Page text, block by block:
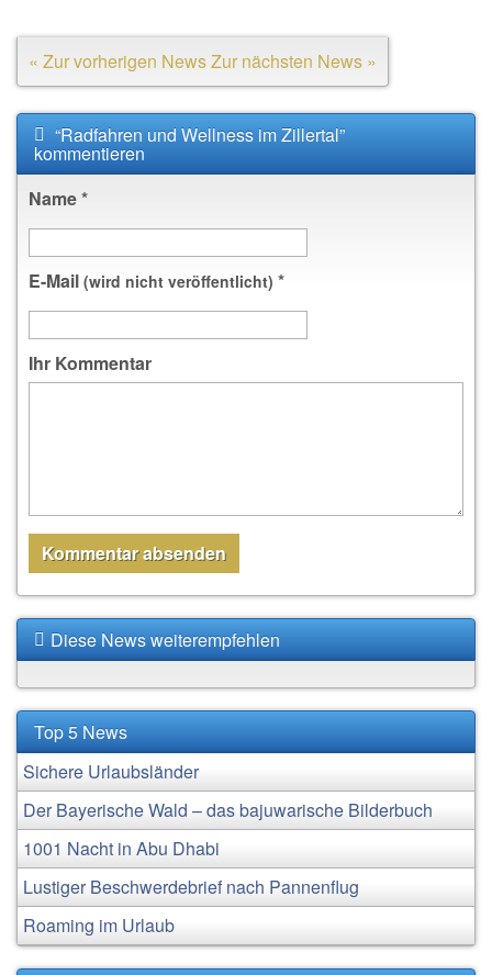
« Zur vorherigen NewsZur nächsten News »
“Radfahren und Wellness im Zillertal”
kommentieren
Name*
E-Mail (wird nicht veröffentlicht) *
Ihr Kommentar
Diese News weiterempfehlen
Top 5 News
Sichere Urlaubsländer
Der Bayerische Wald – das bajuwarische Bilderbuch
1001 Nacht in Abu Dhabi
Lustiger Beschwerdebrief nach Pannenflug
Roaming im Urlaub